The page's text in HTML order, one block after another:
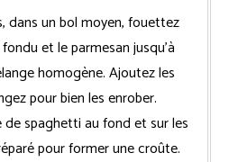
dans un bol moyen, fouettez
et le parmesan jusqu’à
homogène. Ajoutez les
pour bien les enrober.
de spaghetti au fond et sur les
pour former une croûte.